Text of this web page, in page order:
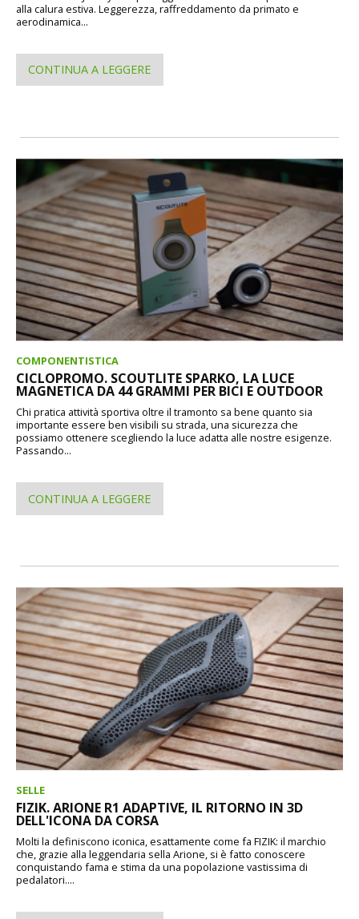
alla calura estiva. Leggerezza, raffreddamento da primato e
aerodinamica...
CONTINUA A LEGGERE
COMPONENTISTICA
CICLOPROMO. SCOUTLITE SPARKO, LA LUCE
MAGNETICA DA 44 GRAMMI PER BICI E OUTDOOR
Chi pratica attività sportiva oltre il tramonto sa bene quanto sia
importante essere ben visibili su strada, una sicurezza che
possiamo ottenere scegliendo la luce adatta alle nostre esigenze.
Passando...
CONTINUA A LEGGERE
SELLE
FIZIK. ARIONE R1 ADAPTIVE, IL RITORNO IN 3D
DELL'ICONA DA CORSA
Molti la definiscono iconica, esattamente come fa FIZIK: il marchio
che, grazie alla leggendaria sella Arione, si è fatto conoscere
conquistando fama e stima da una popolazione vastissima di
pedalatori....